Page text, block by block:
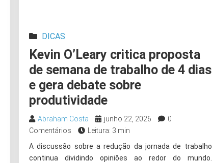
DICAS
Kevin O’Leary critica proposta
de semana de trabalho de 4 dias
e gera debate sobre
produtividade
Abraham Costa junho 22, 2026
0
Comentários
Leitura: 3 min
A discussão sobre a redução da jornada de trabalho
continua dividindo opiniões ao redor do mundo.